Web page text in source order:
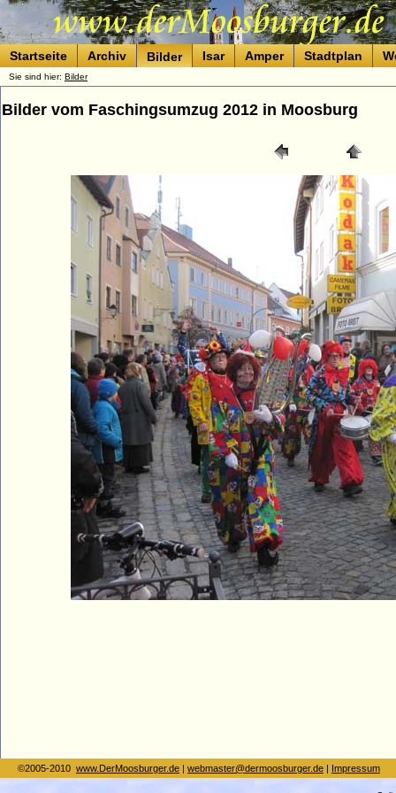
Startseite Archiv Bilder Isar Amper Stadtplan
Sie sind hier: Bilder
Bilder vom Faschingsumzug 2012 in Moosburg
©2005-2010 www.DerMoosburger.de | webmaster@dermoosburger.de | Impressum